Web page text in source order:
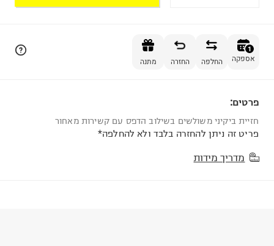
1
אספקה החלפה החזרה מתנה
פרטים:
חזיית ביקיני משולשים בשילוב הדפס עם קשירות מאחור
פריט זה ניתן להחזרה בלבד ולא להחלפה*
מדריך מידות